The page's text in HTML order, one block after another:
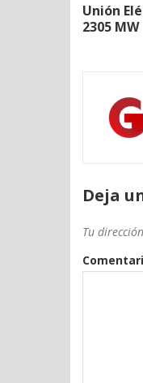
Unión
2305 MW
Deja
Tu